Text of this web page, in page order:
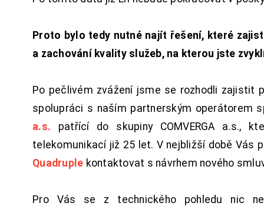
Proto bylo tedy nutné najít řešení, které
a zachování kvality služeb, na kterou jste
Po pečlivém zvážení jsme se rozhodli zajistit
spolupráci s naším partnerským operátorem
a.s. patřící do skupiny COMVERGA a.s.,
telekomunikací již 25 let. V nejbližší době Vás
Quadruple kontaktovat s návrhem nového
Pro Vás se z technického pohledu nic